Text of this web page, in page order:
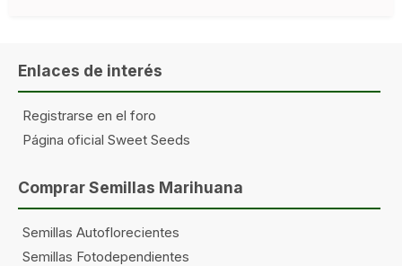
Enlaces de interés
Registrarse en el foro
Página oficial Sweet Seeds
Comprar Semillas Marihuana
Semillas Autoflorecientes
Semillas Fotodependientes